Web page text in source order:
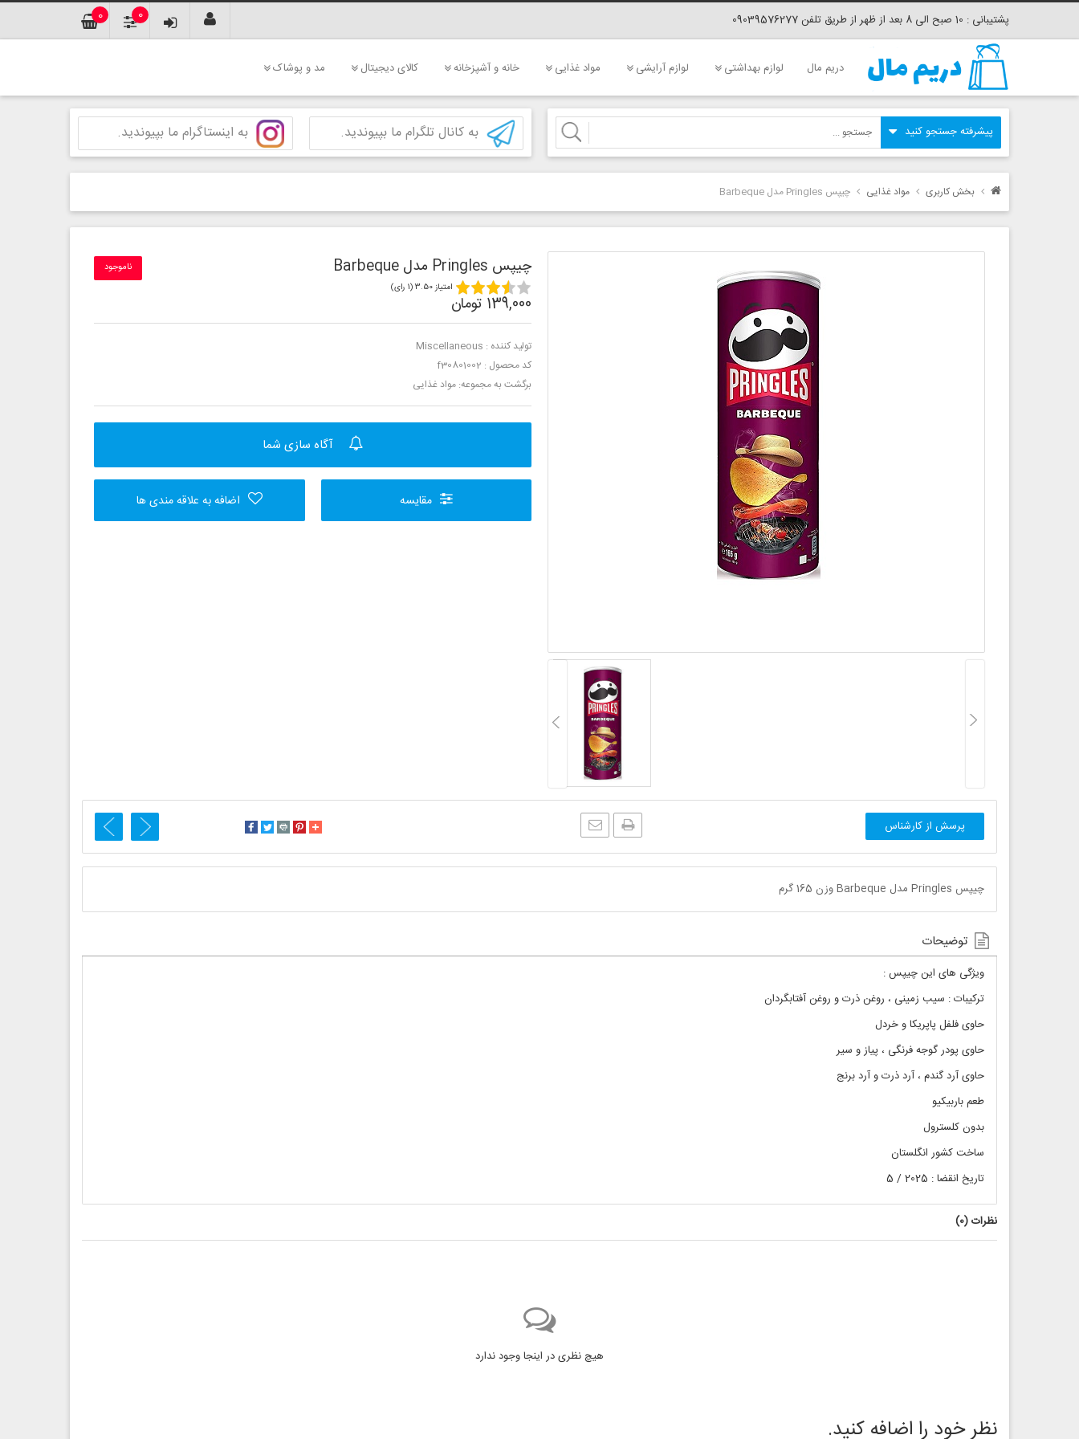
پشتیبانی : 10 صبح الی 8 بعد از ظهر از طریق تلفن 09039576277 0 0
دریم مال لوازم بهداشتی لوازم آرایشی مواد غذایی خانه و آشپزخانه کالای دیجیتال مد و پوشاک
به کانال تلگرام ما بپیوندید. به اینستاگرام ما بپیوندید.
بخش کاربری مواد غذایی چیپس Pringles مدل Barbeque
چیپس Pringles مدل Barbeque ناموجود
امتیاز 3.50 (1 رای)
139,000 تومان
تولید کننده : Miscellaneous
کد محصول : f30801002
برگشت به مجموعه: مواد غذایی
آگاه سازی شما
مقایسه اضافه به علاقه مندی ها
پرسش از کارشناس
چیپس Pringles مدل Barbeque وزن 165 گرم
توضیحات
ویژگی های این چیپس :
ترکیبات : سیب زمینی ، روغن ذرت و روغن آفتابگردان
حاوی فلفل پاپریکا و خردل
حاوی پودر گوجه فرنگی ، پیاز و سیر
حاوی آرد گندم ، آرد ذرت و آرد برنج
طعم باربیکیو
بدون کلسترول
ساخت کشور انگلستان
تاریخ انقضا : 2025 / 5
نظرات (0
)
هیچ نظری در اینجا وجود ندارد
نظر خود را اضافه کنید.